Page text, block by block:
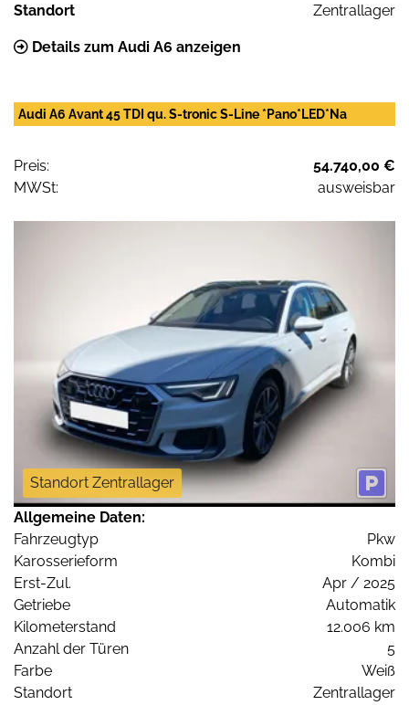
Standort Zentrallager
Details zum Audi A6 anzeigen
Audi A6 Avant 45 TDI qu. S-tronic S-Line *Pano*LED*Na
Preis:
54.740,00 €
MWSt:
ausweisbar
Standort Zentrallager
Allgemeine Daten:
Fahrzeugtyp
Pkw
Karosserieform
Kombi
Erst-Zul.
Apr / 2025
Getriebe
Automatik
Kilometerstand
12.006 km
Anzahl der Türen
5
Farbe
Weiß
Standort
Zentrallager